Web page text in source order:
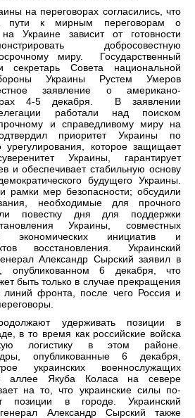
на переговорах согласились, что
пути к мирным переговорам о
Украине зависит от готовности
добросовестную
миру. Государственный
Совета национальной
Украины Рустем Умеров
заявление о американо-
4-5 декабря. В заявлении
работали над поиском
и справедливому миру на
приоритет Украины по
которое защищает
Украины, гарантирует
и обеспечивает стабильную основу
будущего Украины.
рамки мер безопасности; обсудили
необходимые для прочного
повестку дня для поддержки
Украины, совместных
экономических инициатив и
восстановления. Украинский
Александр Сырский заявил в
опубликованном 6 декабря, что
быть только в случае прекращения
фронта, после чего Россия и
удерживать позиции в
в то время как российские войска
логистику в этом районе.
опубликованные 6 декабря,
украинских военнослужащих
аллее Якуба Коласа на севере
на то, что украинские силы по-
позиции в городе. Украинский
Александр Сырский также